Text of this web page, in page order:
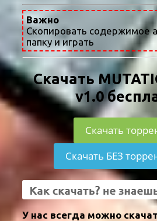
Важно
Скопировать содержимое
папку и играть
Скачать
v1.0
Скачать
Скачать БЕЗ
У нас всегда можно